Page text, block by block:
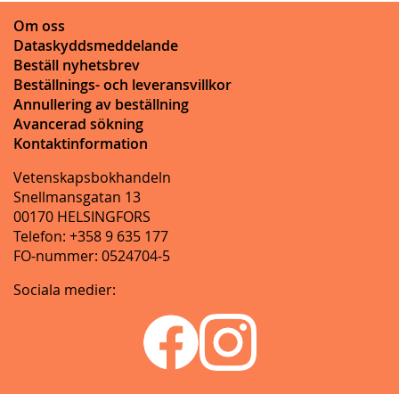
Om oss
Dataskyddsmeddelande
Beställ nyhetsbrev
Beställnings- och leveransvillkor
Annullering av beställning
Avancerad sökning
Kontaktinformation
Vetenskapsbokhandeln
Snellmansgatan 13
00170 HELSINGFORS
Telefon: +358 9 635 177
FO-nummer: 0524704-5
Sociala medier: